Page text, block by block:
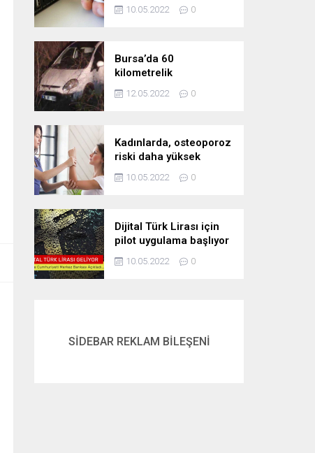
10.05.2022 0
Bursa’da 60
kilometrelik
kovalamaca!
12.05.2022 0
Kadınlarda, osteoporoz
riski daha yüksek
10.05.2022 0
Dijital Türk Lirası için
pilot uygulama başlıyor
10.05.2022 0
SİDEBAR REKLAM BİLEŞENİ